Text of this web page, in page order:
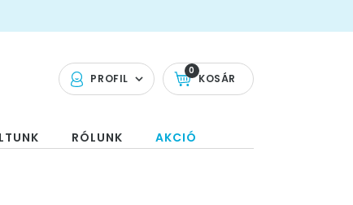
PROFIL KOSÁR
0
RÓLUNK AKCIÓ